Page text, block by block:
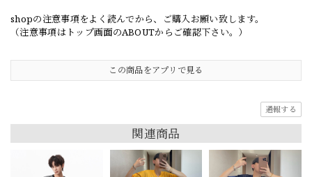
shopの注意事項をよく読んでから、ご購入お願い致します。
（注意事項はトップ画面のABOUTからご確認下さい。）
この商品をアプリで見る
通報する
関連商品